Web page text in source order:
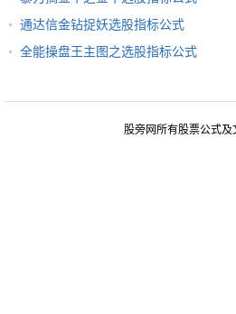
通达信金钻捉妖选股指标公式
全能操盘王主图之选股指标公式
股旁网所有股票公式